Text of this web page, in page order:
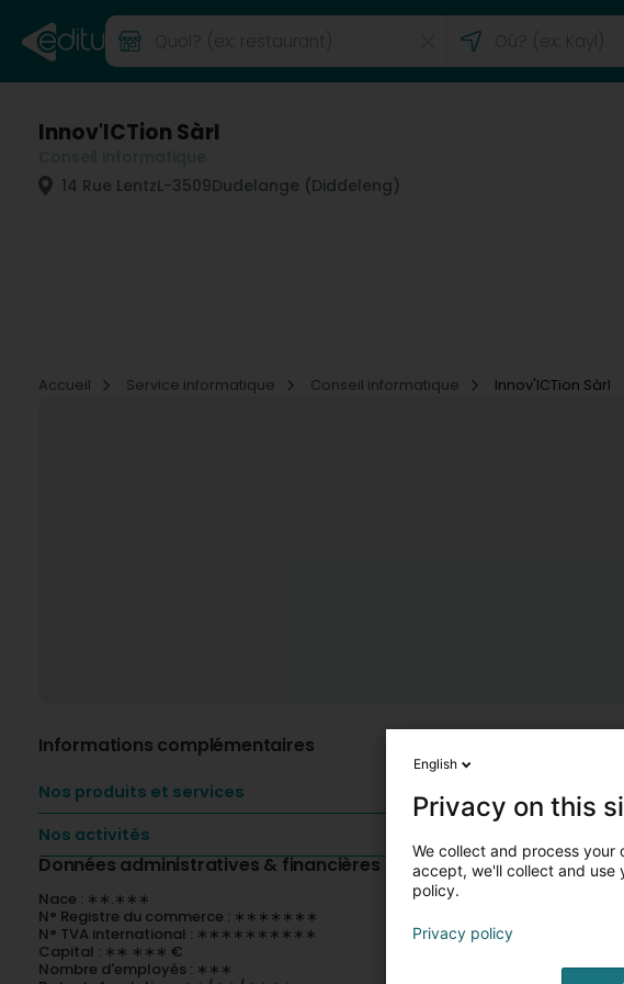
Innov'ICTion Sàrl
14 Rue LentzL-3509Dudelange (Diddeleng)
Accueil
Service informatique Conseil informatique Innov'ICTion Sàrl
Informations complémentaires
Nos produits et services
Nos activités
Données administratives & financières
Nace : ∗∗.∗∗∗
N° Registre du commerce : ∗∗∗∗∗∗∗
N° TVA international : ∗∗∗∗∗∗∗∗∗∗
Capital : ∗∗ ∗∗∗ €
Nombre d'employés : ∗∗∗
English
Privacy on this
We collect and process
accept, we'll collect and use
policy.
Privacy policy